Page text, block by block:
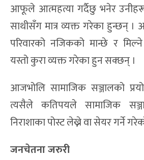
आफूले आत्महत्या गर्दैछु भनेर
साथीसँग मात्र व्यक्त गरेका हुन्छन् ।
परिवारको नजिकको मान्छे र
यस्तो कुरा व्यक्त गरेका हुन सक्छन् ।
आजभोलि सामाजिक सञ्जालको
त्यसैले कतिपयले सामाजिक
निराशाका पोस्ट लेख्ने वा सेयर गर्ने
जनचेतना जरुरी